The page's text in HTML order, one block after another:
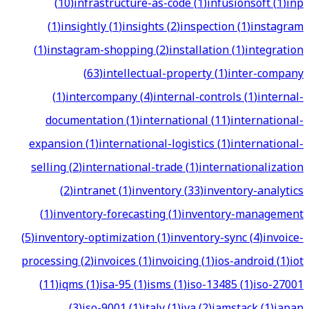
(1)insightly(1)insights(2)inspection(1)instagram
(1)instagram-shopping(2)installation(1)integration
(63)intellectual-property(1)inter-company
(1)intercompany(4)internal-controls(1)internal-
documentation(1)international(11)international-
expansion(1)international-logistics(1)international-
selling(2)international-trade(1)internationalization
(2)intranet(1)inventory(33)inventory-analytics
(1)inventory-forecasting(1)inventory-management
(5)inventory-optimization(1)inventory-sync(4)invoice-
processing(2)invoices(1)invoicing(1)ios-android(1)iot
(11)iqms(1)isa-95(1)isms(1)iso-13485(1)iso-27001